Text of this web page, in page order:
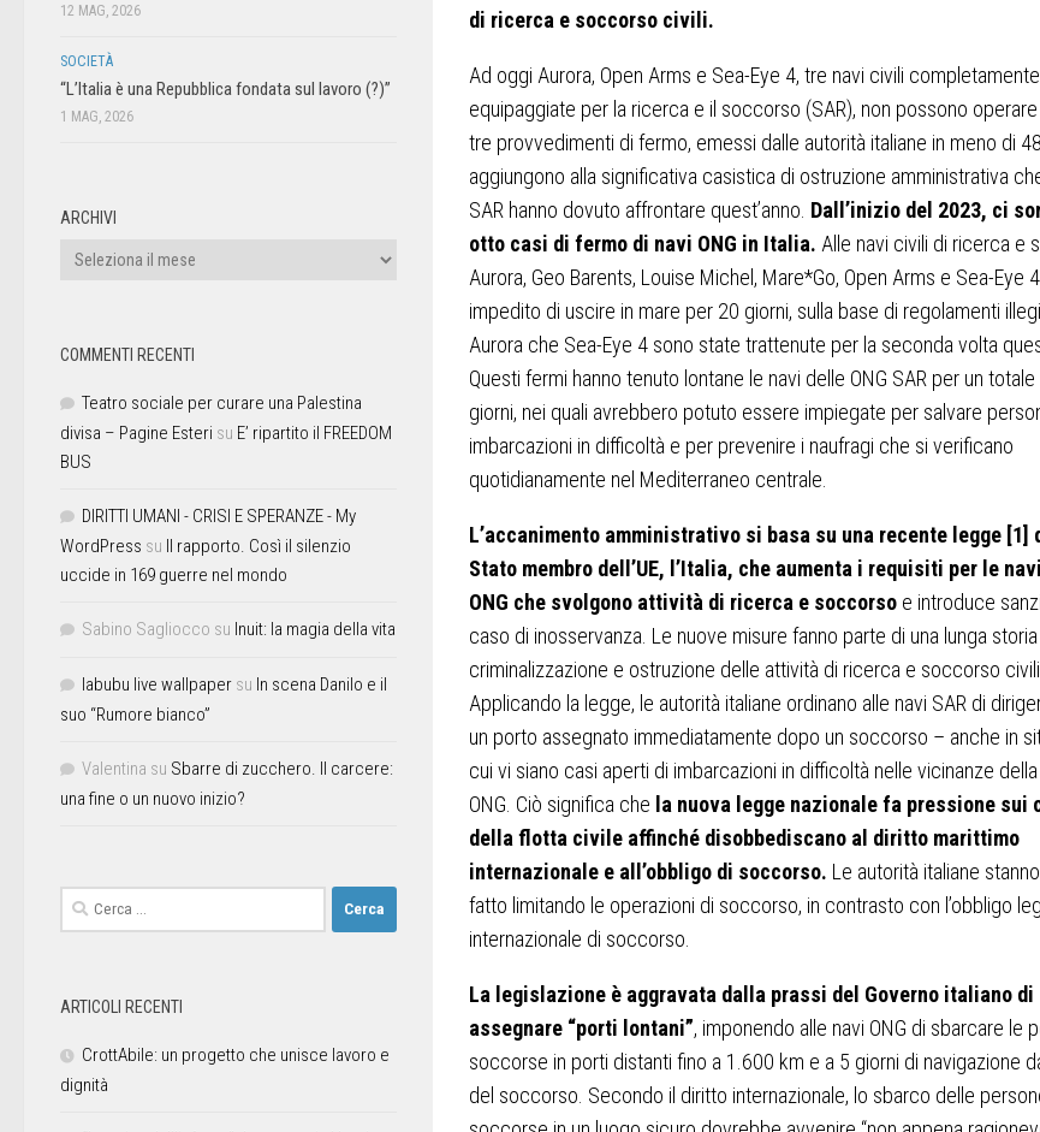
di ricerca e soccorso civili.
Ad oggi Aurora, Open Arms e Sea-Eye 4, tre navi civili completamente
equipaggiate per la ricerca e il soccorso (SAR), non possono operare
tre provvedimenti di fermo, emessi dalle autorità italiane in meno di
aggiungono alla significativa casistica di ostruzione amministrativa
SAR hanno dovuto affrontare quest’anno. Dall’inizio del 2023, ci
otto casi di fermo di navi ONG in Italia. Alle navi civili di ricerca e
Aurora, Geo Barents, Louise Michel, Mare*Go, Open Arms e Sea-Eye
impedito di uscire in mare per 20 giorni, sulla base di regolamenti
Aurora che Sea-Eye 4 sono state trattenute per la seconda volta
Questi fermi hanno tenuto lontane le navi delle ONG SAR per un
giorni, nei quali avrebbero potuto essere impiegate per salvare
imbarcazioni in difficoltà e per prevenire i naufragi che si verificano
quotidianamente nel Mediterraneo centrale.
L’accanimento amministrativo si basa su una recente legge [1]
Stato membro dell’UE, l’Italia, che aumenta i requisiti per le
ONG che svolgono attività di ricerca e soccorso e introduce
caso di inosservanza. Le nuove misure fanno parte di una lunga
criminalizzazione e ostruzione delle attività di ricerca e soccorso civili
Applicando la legge, le autorità italiane ordinano alle navi SAR di
un porto assegnato immediatamente dopo un soccorso – anche in
cui vi siano casi aperti di imbarcazioni in difficoltà nelle vicinanze
ONG. Ciò significa che la nuova legge nazionale fa pressione sui
della flotta civile affinché disobbediscano al diritto marittimo
internazionale e all’obbligo di soccorso. Le autorità italiane
fatto limitando le operazioni di soccorso, in contrasto con l’obbligo
internazionale di soccorso.
La legislazione è aggravata dalla prassi del Governo italiano di
assegnare “porti lontani”, imponendo alle navi ONG di sbarcare le
soccorse in porti distanti fino a 1.600 km e a 5 giorni di navigazione
del soccorso. Secondo il diritto internazionale, lo sbarco delle
12 MAG, 2026
SOCIETÀ
“L’Italia è una Repubblica fondata sul lavoro (?)”
1 MAG, 2026
ARCHIVI
COMMENTI RECENTI
Teatro sociale per curare una Palestina
divisa – Pagine Esteri su E’ ripartito il FREEDOM
BUS
DIRITTI UMANI - CRISI E SPERANZE - My
WordPress su Il rapporto. Così il silenzio
uccide in 169 guerre nel mondo
Sabino Sagliocco su Inuit: la magia della vita
labubu live wallpaper su In scena Danilo e il
suo “Rumore bianco”
Valentina su Sbarre di zucchero. Il carcere:
una fine o un nuovo inizio?
ARTICOLI RECENTI
CrottAbile: un progetto che unisce lavoro e
dignità